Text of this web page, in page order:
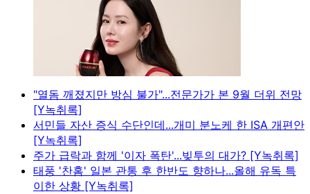
"열돔 깨졌지만 방심 불가"...전문가가 본 9월 더위 전망
[Y녹취록]
서민들 자산 증식 수단인데...개미 분노케 한 ISA 개편안
[Y녹취록]
주가 급락과 함께 '이자 폭탄'...빚투의 대가? [Y녹취록]
태풍 '찬홈' 일본 관통 후 한반도 향하나...올해 유독 특
이한 상황 [Y녹취록]